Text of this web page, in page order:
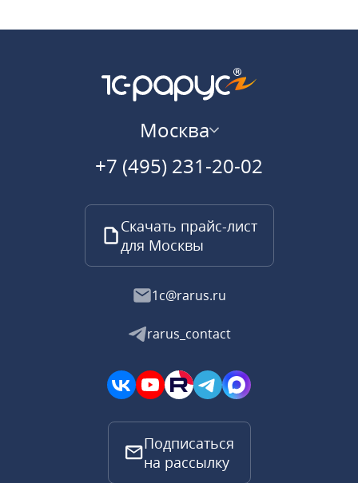
Москва
+7 (495) 231-20-02
Скачать прайс-лист
для Москвы
1c@rarus.ru
rarus_contact
Подписаться
на рассылку